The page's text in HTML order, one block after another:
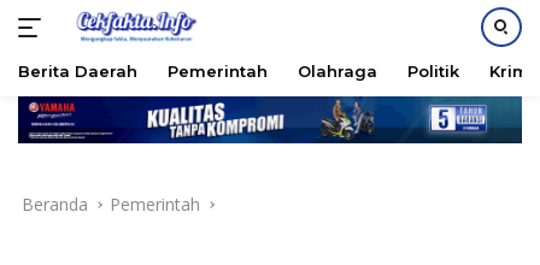
Langsung
Berita Daerah Pemerintah Olahraga Politik
Beranda Pemerintah